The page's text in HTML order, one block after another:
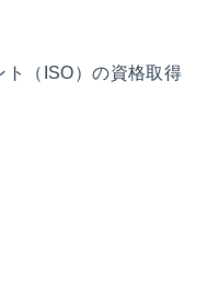
ト（ISO）の資格取得